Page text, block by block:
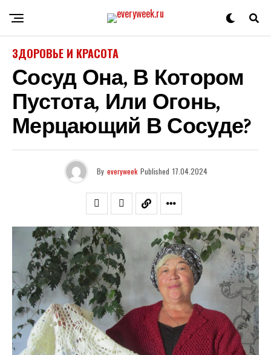
ЗДОРОВЬЕ И КРАСОТА
Сосуд Она, В Котором
Пустота, Или Огонь,
Мерцающий В Сосуде?
By everyweek Published 17.04.2024